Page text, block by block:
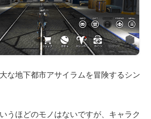
な地下都市アサイラムを冒険するシン
うほどのモノはないですが、キャラク